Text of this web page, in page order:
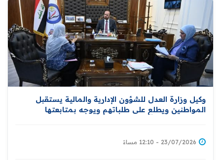
وكيل وزارة العدل للشؤون الإدارية والمالية يستقبل
المواطنين ويطلع على طلباتهم ويوجه بمتابعتها
23/07/2026 - 12:10 مساءً